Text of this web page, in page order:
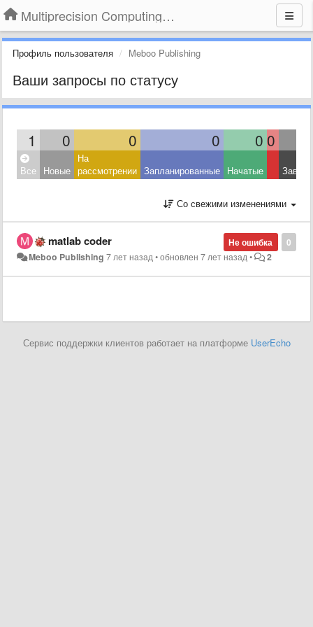
Multiprecision Computing Toolbox for MATLAB
Профиль пользователя Meboo Publishing
Ваши запросы по статусу
1 0 0 0 0 0
Все Новые
На
рассмотрении Запланированные Начатые
Со свежими изменениями
0
Не ошибка
matlab coder
Meboo Publishing 7 лет назад•обновлен7 лет назад• 2
Сервис поддержки клиентов работает на платформе UserEcho